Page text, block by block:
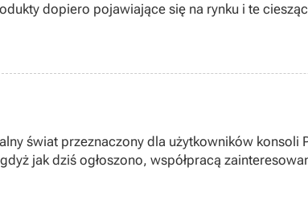
dopiero pojawiające się na rynku i te
różnorodne i ciekawe formy spędzania wolnego
świat przeznaczony dla użytkowników konsoli
jak dziś ogłoszono, współpracą